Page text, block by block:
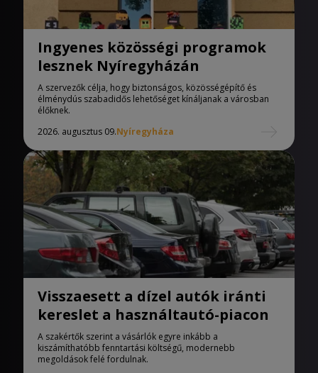
Ingyenes közösségi programok
lesznek Nyíregyházán
A szervezők célja, hogy biztonságos, közösségépítő és
élménydús szabadidős lehetőséget kínáljanak a városban
élőknek.
2026. augusztus 09.Nyíregyháza
Visszaesett a dízel autók iránti
kereslet a használtautó-piacon
A szakértők szerint a vásárlók egyre inkább a
kiszámíthatóbb fenntartási költségű, modernebb
megoldások felé fordulnak.